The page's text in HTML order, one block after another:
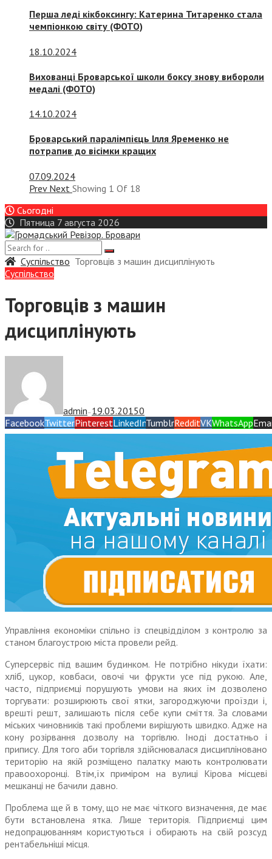
Перша леді кікбоксингу: Катерина Титаренко стала
чемпіонкою світу (ФОТО)
18.10.2024
Вихованці Броварської школи боксу знову вибороли
медалі (ФОТО)
14.10.2024
Броварський паралімпієць Ілля Яременко не
потрапив до вісімки кращих
07.09.2024
Prev Next Showing 1 Of 18
Сьогодні
Пятница 7 августа 2026
Суспiльство Торговців з машин дисциплінують
Суспiльство
Торговців з машин
дисциплінують
admin — 19.03.20150
FacebookTwitterPinterestLinkedInTumblrRedditVKWhatsApp
Управління економіки спільно із спецвідділом з контролю за
станом благоустрою міста провели рейд.
Суперсервіс під вашим будинком. Не потрібно нікуди їхати:
хліб, цукор, ковбаси, овочі чи фрукти усе під рукою. Але,
часто, підприємці порушують умови на яких їм дозволено
торгувати: розширюють свої ятки, загороджуючи проїзди і,
врешті решт, залишають після себе купи сміття. За словами
міських чиновників такі проблеми вирішують швидко. Адже на
кону розірвання дозволу на торгівлю. Іноді достатньо і
припису. Для того аби торгівля здійснювалася дисципліновано
територію на якій розміщено палатку мають контролювати
правоохоронці. Втім,їх приміром на вулиці Кірова місцеві
мешканці не бачили давно.
Проблема ще й в тому, що не має чіткого визначення, де має
бути встановлена ятка. Лише територія. Підприємці цим
недопрацюванням користуються і обирають на свій розсуд
рентабельніші місця.